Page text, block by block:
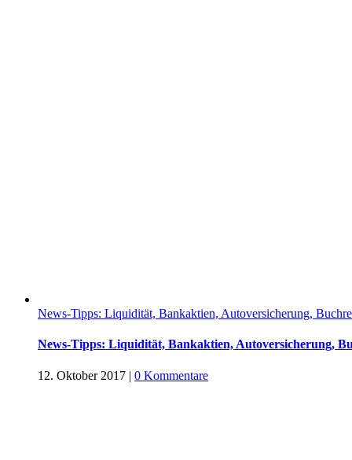
News-Tipps: Liquidität, Bankaktien, Autoversicherung,
News-Tipps: Liquidität, Bankaktien, Autoversicherung,
12. Oktober 2017 | 0 Kommentare